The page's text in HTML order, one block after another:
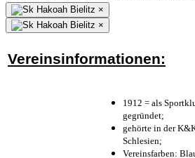
×
×
Vereinsinformationen:
1912 = als
gegründet;
gehörte in der
Schlesien;
Vereinsfarben: